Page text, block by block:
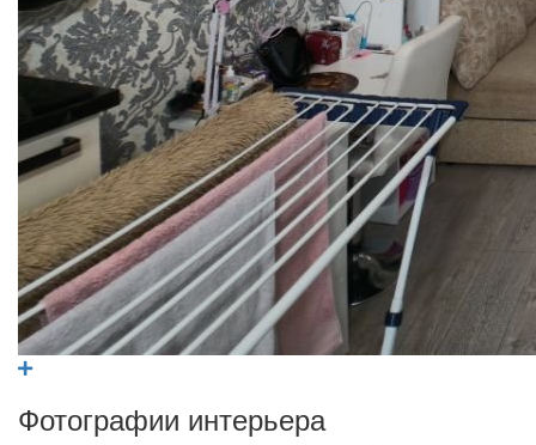
Фотографии интерьера